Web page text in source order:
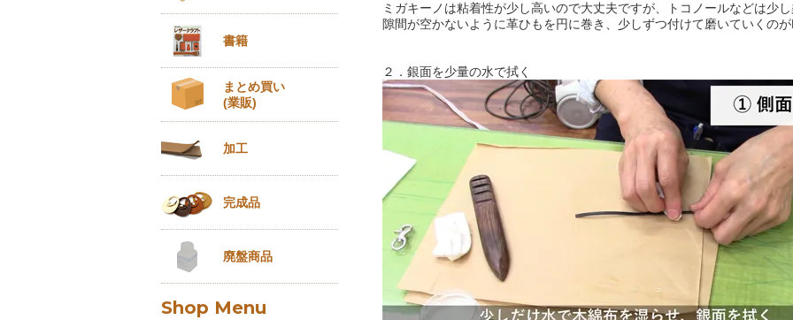
ミガキーノは粘着性が少し高いので大丈夫ですが、トコノールなどは少
隙間が空かないように革ひもを円に巻き、少しずつ付けて磨いていくの
２．銀面を少量の水で拭く
書籍
まとめ買い
(業販)
加工
完成品
廃盤商品
Shop Menu